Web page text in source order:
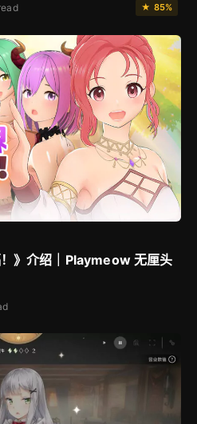
★ 85%
！》介绍｜Playmeow 无厘头